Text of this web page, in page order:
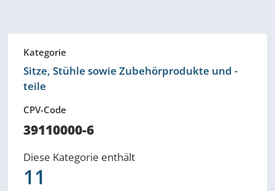
Kategorie
Sitze, Stühle sowie Zubehörprodukte und -
teile
CPV-Code
39110000-6
Diese Kategorie enthält
11